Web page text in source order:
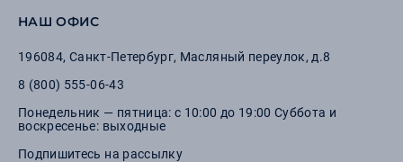
НАШ ОФИС
196084, Санкт-Петербург, Масляный переулок, д.8
8 (800) 555-06-43
Понедельник — пятница: с 10:00 до 19:00 Суббота и
воскресенье: выходные
Подпишитесь на рассылку